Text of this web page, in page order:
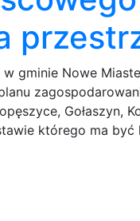
gminie Nowe
Gołaszyn,
którego ma